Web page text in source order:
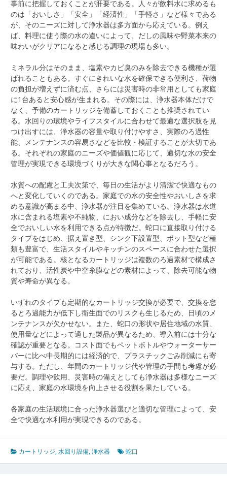
事前に把握しておくことが肝要である。人々が飲料水に求めるも
のは「おいしさ」「安全」「経済性」「手軽さ」など様々である
が、そのニーズに対して浄水器は多方面から応えている。例え
ば、料理に使う際の水の違いによって、だしの風味や野菜本来の
味わいがクリアになると感じる調理の現場も多い。
ミネラル分はそのまま、塩素やカビ臭のみを除去できる機種が選
ばれることもある。すぐにきれいな水を確保できる便利さ、荷物
の負担が増えずに済む点、さらには災害時の非常用としても家庭
に1台あると安心感が生まれる。その際には、浄水器本体だけで
なく、予備のカートリッジを備蓄しておくことも推奨されてい
る。水回りの環境やライフスタイルに合わせて最適な選択肢を見
つけ出すには、浄水器の容量や取り付けやすさ、実際のろ過性
能、メンテナンスの容易さなどを比較・検証することが大切であ
る。それぞれの家庭のニーズや価値観に応じて、適切な水の安全
管理が実現できる環境づくりが大きな関心事となるだろう。
水質への配慮と工夫次第で、毎日の生活がより清潔で快適なもの
へと変化していくのである。家庭での水の安全性やおいしさを求
める意識が高まる中、浄水器が注目を集めている。浄水器は水道
水に含まれる塩素や不純物、におい成分などを除去し、手軽に安
全でおいしい水を利用できる点が特徴だ。蛇口に直接取り付ける
タイプをはじめ、据え置き型、シンク下設置型、ポット型など種
類も豊富で、生活スタイルやキッチンのスペースに合わせた選択
が可能である。核となるカートリッジは複数のろ過素材で構成さ
れており、活性炭や中空糸膜などの素材によって、除去可能な物
質や寿命が異なる。
いずれのタイプも定期的なカートリッジ交換が必要で、交換を怠
るとろ過能力が低下し衛生面でのリスクも生じるため、日頃のメ
ンテナンスが欠かせない。また、蛇口の形状や居住地域の水質、
使用量などによって適した製品が異なるため、導入前には十分な
確認が重要となる。コスト面でもペットボトルやウォーターサー
バーに比べ中長期的には経済的で、プラスチックごみ削減にも寄
与する。ただし、年間のカートリッジ代や管理の手間も考慮が必
要だ。調理や飲用、災害時の備えとしても浄水器は多様なニーズ
に応え、家庭の水環境を向上させる役割を果たしている。
各家庭の生活環境に合った浄水器選びと適切な管理によって、安
全で快適な水利用が実現できるのである。
カートリッジ,水回り設備,浄水器 蛇口